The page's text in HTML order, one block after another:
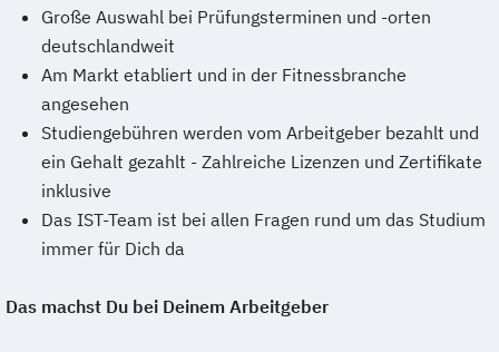
Große Auswahl bei Prüfungsterminen und -orten
deutschlandweit
Am Markt etabliert und in der Fitnessbranche
angesehen
Studiengebühren werden vom Arbeitgeber bezahlt und
ein Gehalt gezahlt - Zahlreiche Lizenzen und Zertifikate
inklusive
Das IST-Team ist bei allen Fragen rund um das Studium
immer für Dich da
Das machst Du bei Deinem Arbeitgeber